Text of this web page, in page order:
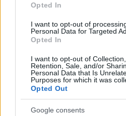
Opted In
I want to opt-out of
Personal Data for Targeted
Opted In
I want to opt-out of Collection,
Retention, Sale, and/or
Personal Data that Is
Purposes for which it was
Opted Out
Google consents
Θρησκευμάτων
μονάδες τους και ζητώντας την
λειτουργίας των ολοήμερων